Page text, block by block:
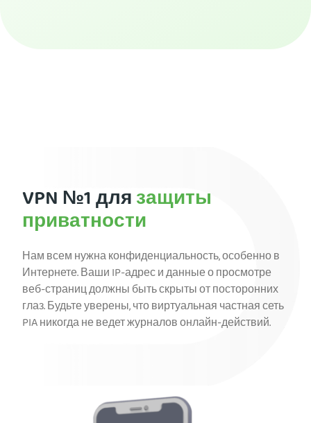
VPN №1 длязащиты
приватности
Нам всем нужна конфиденциальность, особенно в
Интернете. Ваши IP-адрес и данные о просмотре
веб-страниц должны быть скрыты от посторонних
глаз. Будьте уверены, что виртуальная частная сеть
PIA никогда не ведет журналов онлайн-действий.